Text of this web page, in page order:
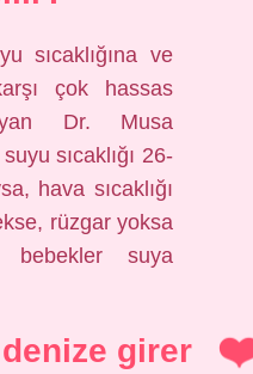
sıcaklığına ve
çok hassas
Dr. Musa
sıcaklığı 26-
hava sıcaklığı
rüzgar yoksa
suya
girer